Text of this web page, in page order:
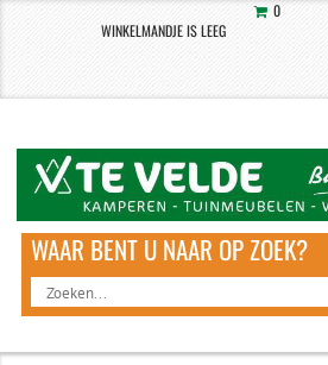
0
WINKELMANDJE IS LEEG